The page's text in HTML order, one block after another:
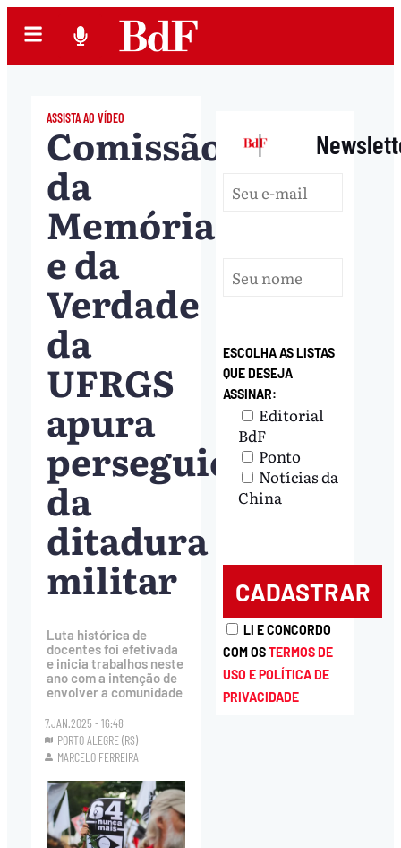
ASSISTA AO VÍDEO
Comissão
da
Memória
e da
Verdade
da
UFRGS
apura
perseguições
da
ditadura
militar
Luta histórica de
docentes foi efetivada
e inicia trabalhos neste
ano com a intenção de
envolver a comunidade
7.JAN.2025 - 16:48
PORTO ALEGRE (RS)
MARCELO FERREIRA
|
ESCOLHA AS LISTAS
QUE DESEJA
ASSINAR:
Editorial
BdF
Ponto
Notícias da
China
LI E CONCORDO
COM OSTERMOS DE
USO E POLÍTICA DE
PRIVACIDADE